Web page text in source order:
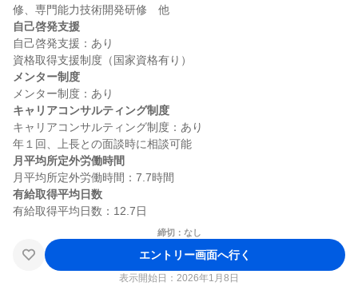
自己啓発支援
自己啓発支援：あり
メンター制度
キャリアコンサルティング制度
キャリアコンサルティング制度：あり
月平均所定外労働時間
有給取得平均日数
締切：なし
エントリー画面へ行く
表示開始日：2026年1月8日